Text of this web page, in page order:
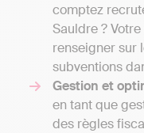
comptez
Sauldre ?
renseigner sur
subventions
Gestion et
en tant que
des règles